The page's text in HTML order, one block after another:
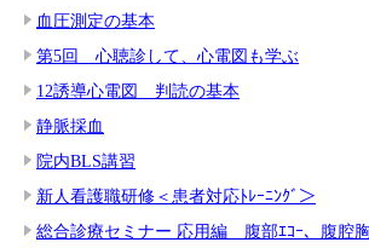
血圧測定の基本
第5回 心聴診して、心電図も学ぶ
12誘導心電図 判読の基本
静脈採血
院内BLS講習
新人看護職研修＜患者対応ﾄﾚｰﾆﾝｸﾞ＞
総合診療セミナー 応用編 腹部ｴｺｰ、腹腔